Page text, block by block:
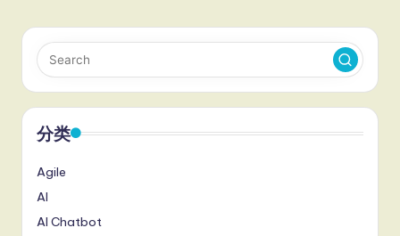
n
d
s
in
A
I,
S
分类
Agile
AI
AI Chatbot